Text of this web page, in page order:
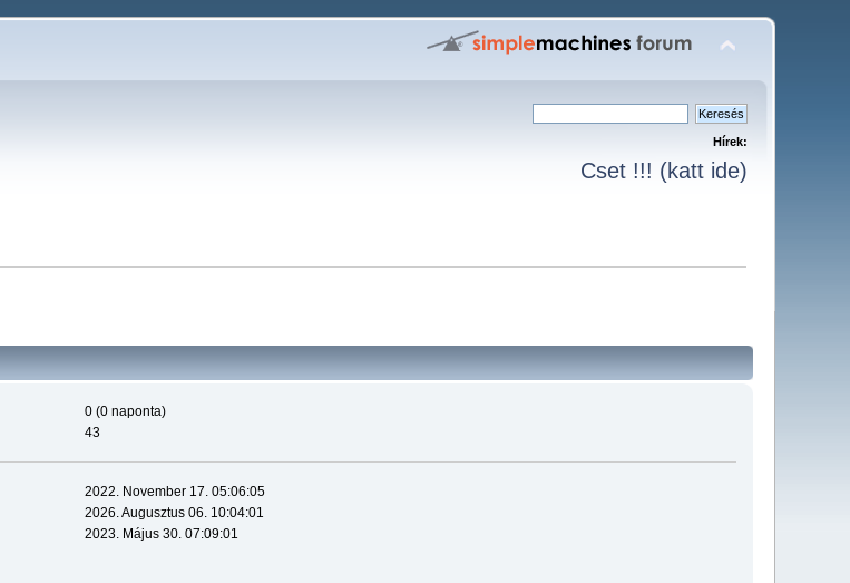
Hírek:
Cset !!! (katt ide)
0 (0 naponta)
43
2022. November 17. 05:06:05
2026. Augusztus 06. 10:04:01
2023. Május 30. 07:09:01